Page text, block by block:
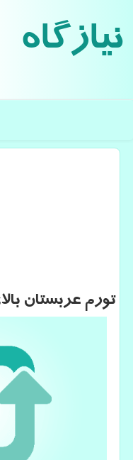
نیازگاه
تورم عربستان